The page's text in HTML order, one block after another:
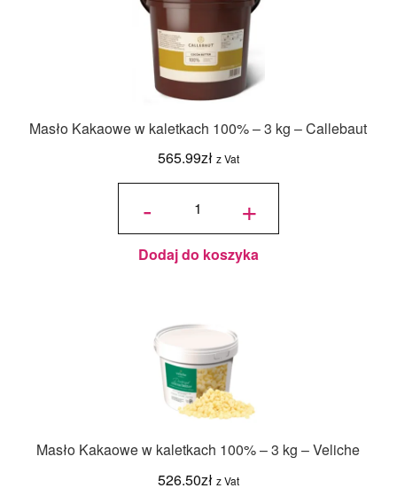
Masło Kakaowe w kaletkach 100% – 3 kg – Callebaut
565.99zł z Vat
-
ilość
w
kaletkach
100% - 3
kg -
Callebaut
+
Dodaj do koszyka
Masło Kakaowe w kaletkach 100% – 3 kg – Veliche
526.50zł z Vat